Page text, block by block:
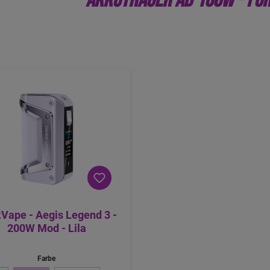
- Aegis Legend 3 -
200W Mod - Lila
Farbe